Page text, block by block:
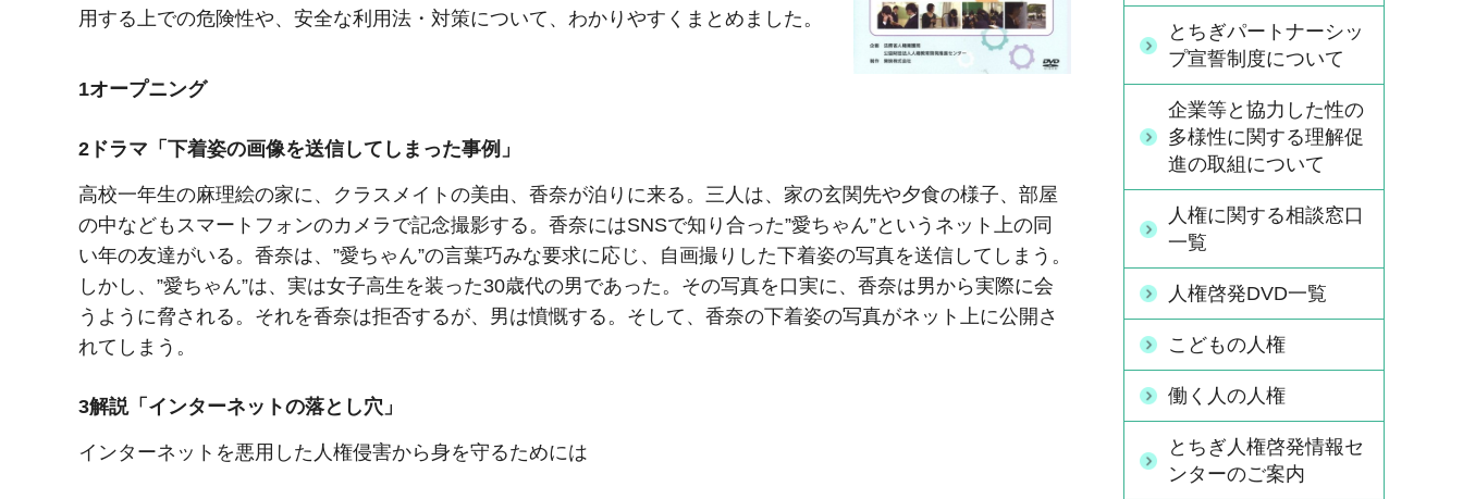
用する上での危険性や、安全な利用法・対策について、わかりやすくまとめました。
1オープニング
2ドラマ「下着姿の画像を送信してしまった事例」
高校一年生の麻理絵の家に、クラスメイトの美由、香奈が泊りに来る。三人は、家の玄関先や夕食の様子、部屋
の中などもスマートフォンのカメラで記念撮影する。香奈にはSNSで知り合った”愛ちゃん”というネット上の同
い年の友達がいる。香奈は、”愛ちゃん”の言葉巧みな要求に応じ、自画撮りした下着姿の写真を送信してしまう。
しかし、”愛ちゃん”は、実は女子高生を装った30歳代の男であった。その写真を口実に、香奈は男から実際に会
うように脅される。それを香奈は拒否するが、男は憤慨する。そして、香奈の下着姿の写真がネット上に公開さ
れてしまう。
3解説「インターネットの落とし穴」
インターネットを悪用した人権侵害から身を守るためには
とちぎパートナーシッ
プ宣誓制度について
企業等と協力した性の
多様性に関する理解促
進の取組について
人権に関する相談窓口
一覧
人権啓発DVD一覧
こどもの人権
働く人の人権
とちぎ人権啓発情報セ
ンターのご案内